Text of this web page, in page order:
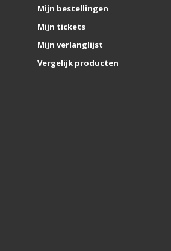
Mijn bestellingen
Mijn tickets
Mijn verlanglijst
Vergelijk producten